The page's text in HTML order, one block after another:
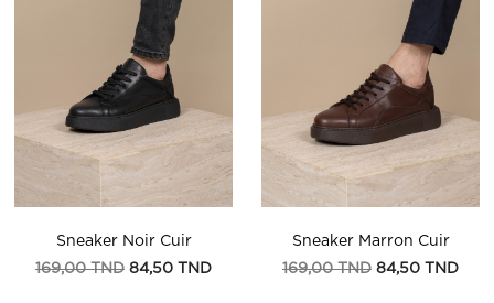
Sneaker Noir Cuir
Prix
169,00 TND Prix
84,50 TND
Sneaker Marron Cuir
Prix
169,00 TND Prix
84,50 TND